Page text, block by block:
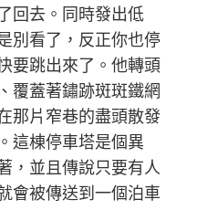
回去。同時發出低
別看了，反正你也停
要跳出來了。他轉頭
覆蓋著鏽跡斑斑鐵網
那片窄巷的盡頭散發
。這棟停車塔是個異
，並且傳說只要有人
會被傳送到一個泊車